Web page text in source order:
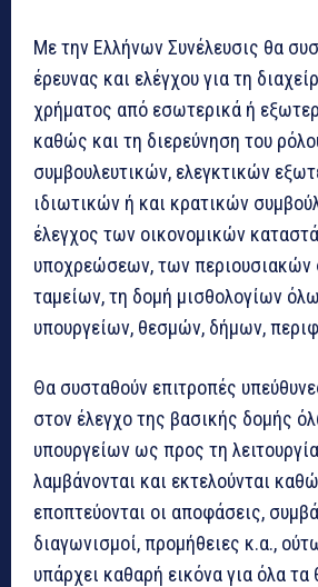
Με την Ελλήνων Συνέλευσις θα
έρευνας και ελέγχου για τη
χρήματος από εσωτερικά ή
καθώς και τη διερεύνηση του
συμβουλευτικών, ελεγκτικών
ιδιωτικών ή και κρατικών
έλεγχος των οικονομικών
υποχρεώσεων, των περιουσιακών
ταμείων, τη δομή μισθολογίων
υπουργείων, θεσμών, δήμων,
Θα συσταθούν επιτροπές
στον έλεγχο της βασικής δομής
υπουργείων ως προς τη
λαμβάνονται και εκτελούνται
εποπτεύονται οι αποφάσεις,
διαγωνισμοί, προμήθειες κ.α.,
υπάρχει καθαρή εικόνα για όλα τα